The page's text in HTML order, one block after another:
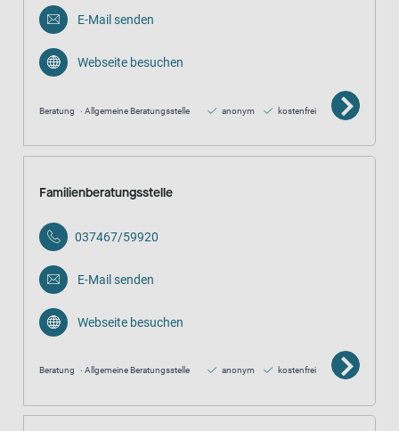
E-Mail senden
Webseite besuchen
Beratung Allgemeine Beratungsstelle anonym kostenfrei
Familienberatungsstelle
037467/59920
E-Mail senden
Webseite besuchen
Beratung Allgemeine Beratungsstelle anonym kostenfrei